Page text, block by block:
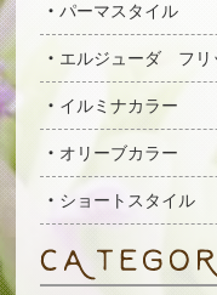
パーマスタイル
エルジューダ フリ
イルミナカラー
オリーブカラー
ショートスタイル